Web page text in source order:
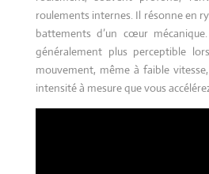
roulements internes. Il résonne en
battements d’un cœur
généralement plus perceptible
mouvement, même à faible
intensité à mesure que vous